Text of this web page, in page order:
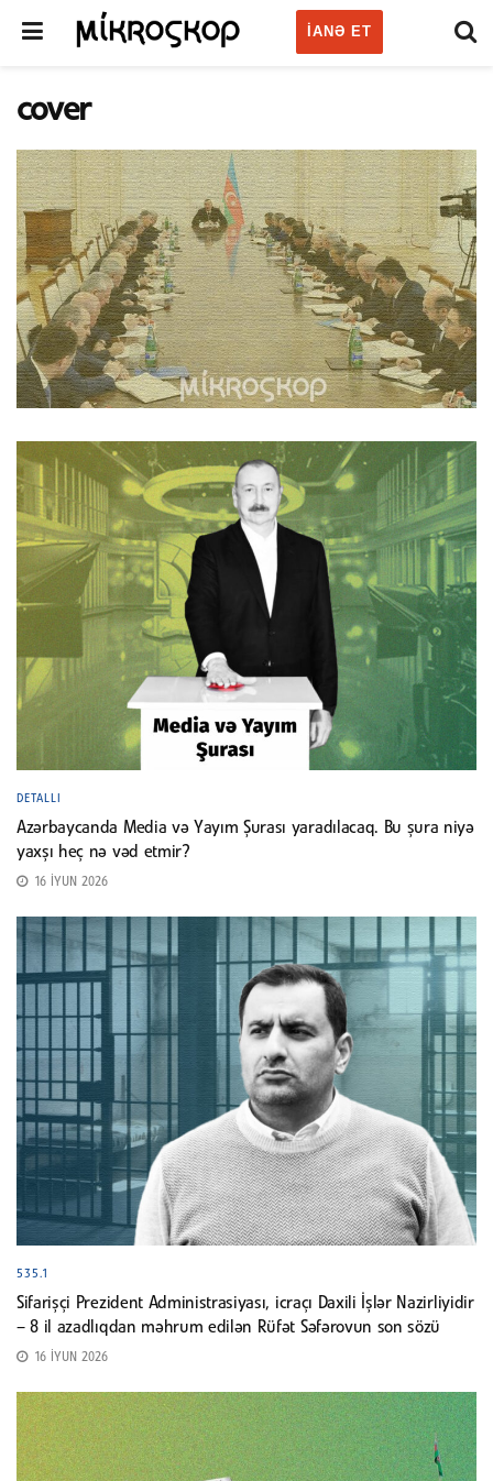
IANƏ ET
cover
DETALLI
Azərbaycanda Media və Yayım Şurası yaradılacaq. Bu şura niyə
yaxşı heç nə vəd etmir?
16 İYUN 2026
535.1
Sifarişçi Prezident Administrasiyası, icraçı Daxili İşlər Nazirliyidir
– 8 il azadlıqdan məhrum edilən Rüfət Səfərovun son sözü
16 İYUN 2026